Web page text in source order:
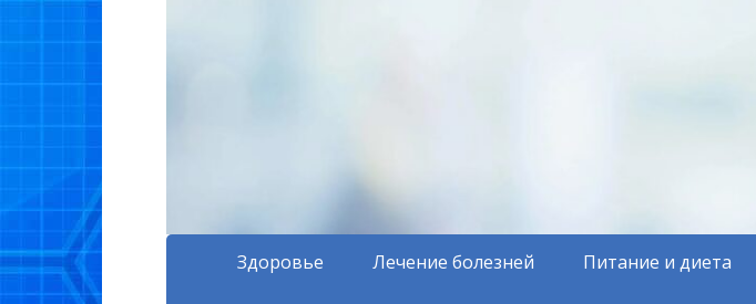
Здоровье Лечение болезней Питание и диета